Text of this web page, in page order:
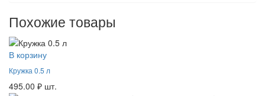
Похожие товары
В корзину
Кружка 0.5 л
495.00 ₽ шт.